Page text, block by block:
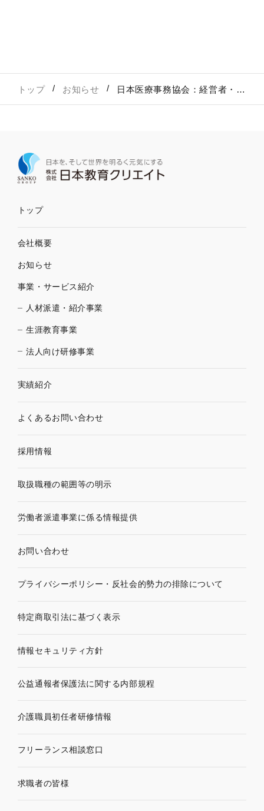
トップ お知らせ 日本医療事務協会：経営者・管理者向け「2024年介護報酬改定セミナー」をオンライン開催します
トップ
会社概要
お知らせ
事業・サービス紹介
人材派遣・紹介事業
生涯教育事業
法人向け研修事業
実績紹介
よくあるお問い合わせ
採用情報
取扱職種の範囲等の明示
労働者派遣事業に係る情報提供
お問い合わせ
プライバシーポリシー・ 反社会的勢力の排除について
特定商取引法に基づく表示
情報セキュリティ方針
公益通報者保護法に関する内部規程
介護職員初任者研修情報
フリーランス相談窓口
求職者の皆様